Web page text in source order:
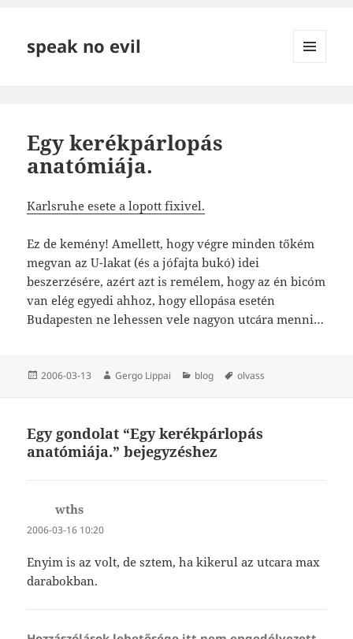
speak no evil
Egy kerékpárlopás
anatómiája.
Karlsruhe esete a lopott fixivel.
Ez de kemény! Amellett, hogy végre minden tőkém
megvan az U-lakat (és a jófajta bukó) idei
beszerzésére, azért azt is remélem, hogy az én bicóm
van elég egyedi ahhoz, hogy ellopása esetén
Budapesten ne lehessen vele nagyon utcára menni…
Közzétéve
2006-03-13 Szerző
Gergo Lippai Kategória
blog Címke
olvass
Egy gondolat “Egy kerékpárlopás
anatómiája.” bejegyzéshez
wths
2006-03-16 10:20
Enyim is az volt, de sztem, ha kikerul az utcara max
darabokban.